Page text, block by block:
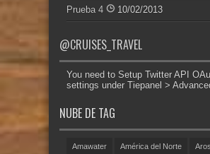
Prueba 4 10/02/2013
@CRUISES_TRAVEL
You need to Setup Twitter API
settings under Tiepanel >
NUBE DE TAG
Amawater América del Norte